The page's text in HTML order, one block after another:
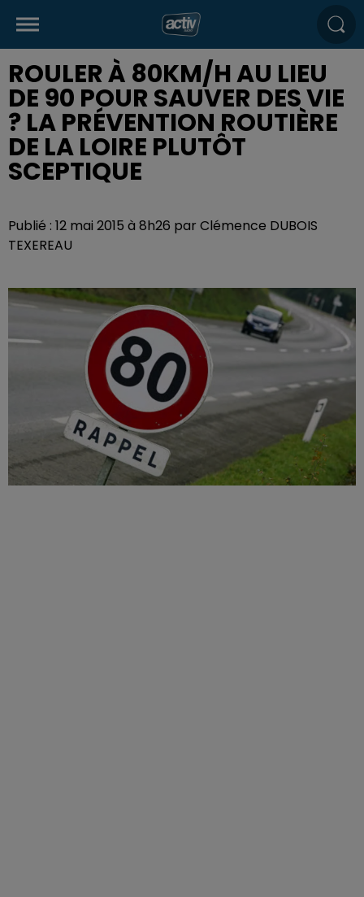
ROULER À 80KM/H AU LIEU
DE 90 POUR SAUVER DES VIE
? LA PRÉVENTION ROUTIÈRE
DE LA LOIRE PLUTÔT
SCEPTIQUE
Publié : 12 mai 2015 à 8h26 par Clémence DUBOIS
TEXEREAU